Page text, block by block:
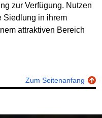
zur Verfügung. Nutzen
Siedlung in ihrem
attraktiven Bereich
Zum Seitenanfang